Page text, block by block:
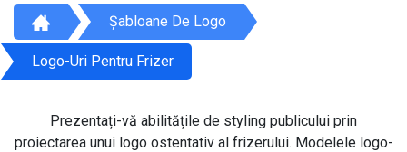
Șabloane De Logo
Logo-Uri Pentru Frizer
Prezentați-vă abilitățile de styling publicului prin
proiectarea unui logo ostentativ al frizerului. Modelele logo-